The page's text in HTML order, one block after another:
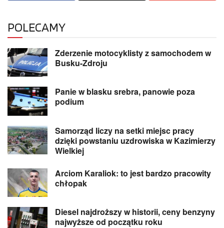
POLECAMY
Zderzenie motocyklisty z samochodem w
Busku-Zdroju
Panie w blasku srebra, panowie poza
podium
Samorząd liczy na setki miejsc pracy
dzięki powstaniu uzdrowiska w Kazimierzy
Wielkiej
Arciom Karaliok: to jest bardzo pracowity
chłopak
Diesel najdroższy w historii, ceny benzyny
najwyższe od początku roku